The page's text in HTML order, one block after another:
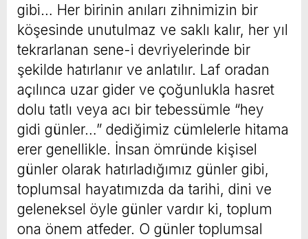
gibi… Her birinin anıları zihnimizin bir
köşesinde unutulmaz ve saklı kalır, her yıl
tekrarlanan sene-i devriyelerinde bir
şekilde hatırlanır ve anlatılır. Laf oradan
açılınca uzar gider ve çoğunlukla hasret
dolu tatlı veya acı bir tebessümle “hey
gidi günler…” dediğimiz cümlelerle hitama
erer genellikle. İnsan ömründe kişisel
günler olarak hatırladığımız günler gibi,
toplumsal hayatımızda da tarihi, dini ve
geleneksel öyle günler vardır ki, toplum
ona önem atfeder. O günler toplumsal